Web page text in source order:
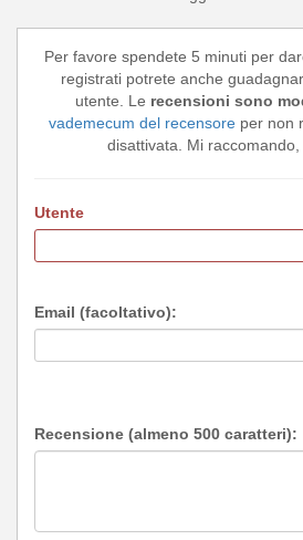
Per favore spendete 5 minuti per
registrati potrete anche
utente. Le recensioni sono
vademecum del recensoreper non
disattivata. Mi
Utente
Email (facoltativo):
Recensione (almeno 500 caratteri):